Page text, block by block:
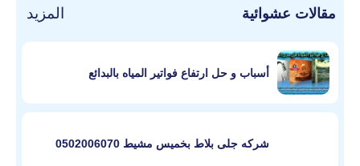
مقالات عشوائية المزيد
أسباب و حل ارتفاع فواتير المياه بالبدائع
شركه جلى بلاط بخميس مشيط 0502006070